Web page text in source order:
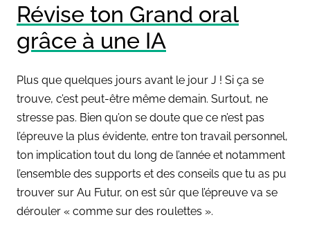
Révise ton Grand oral
grâce à une IA
Plus que quelques jours avant le jour J ! Si ça se
trouve, c’est peut-être même demain. Surtout, ne
stresse pas. Bien qu’on se doute que ce n’est pas
l’épreuve la plus évidente, entre ton travail personnel,
ton implication tout du long de l’année et notamment
l’ensemble des supports et des conseils que tu as pu
trouver sur Au Futur, on est sûr que l’épreuve va se
dérouler « comme sur des roulettes ».